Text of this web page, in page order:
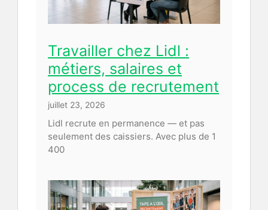
Travailler chez Lidl :
métiers, salaires et
process de recrutement
juillet 23, 2026
Lidl recrute en permanence — et pas
seulement des caissiers. Avec plus de 1
400